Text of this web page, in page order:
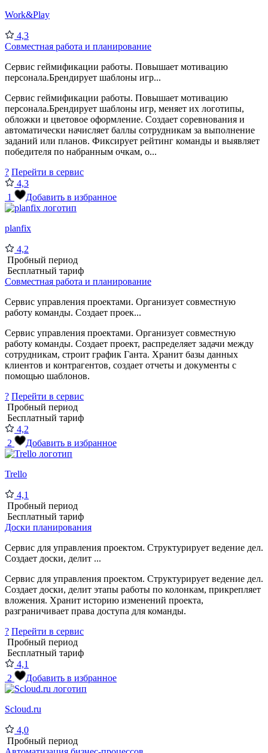
Work&Play
4,3
Совместная работа и планирование
Сервис геймификации работы. Повышает мотивацию
персонала.Брендирует шаблоны игр...
Сервис геймификации работы. Повышает мотивацию
персонала.Брендирует шаблоны игр, меняет их логотипы,
обложки и цветовое оформление. Создает соревнования и
автоматически начисляет баллы сотрудникам за выполнение
заданий или планов. Фиксирует рейтинг команды и выявляет
победителя по набранным очкам, о...
? Перейти в сервис
4,3
1
Добавить в избранное
planfix
4,2
Пробный период
Бесплатный тариф
Совместная работа и планирование
Сервис управления проектами. Организует совместную
работу команды. Создает проек...
Сервис управления проектами. Организует совместную
работу команды. Создает проект, распределяет задачи между
сотрудникам, строит график Ганта. Хранит базы данных
клиентов и контрагентов, создает отчеты и документы с
помощью шаблонов.
? Перейти в сервис
Пробный период
Бесплатный тариф
4,2
2
Добавить в избранное
Trello
4,1
Пробный период
Бесплатный тариф
Доски планирования
Сервис для управления проектом. Структурирует ведение дел.
Создает доски, делит ...
Сервис для управления проектом. Структурирует ведение дел.
Создает доски, делит этапы работы по колонкам, прикрепляет
вложения. Хранит историю изменений проекта,
разграничивает права доступа для команды.
? Перейти в сервис
Пробный период
Бесплатный тариф
4,1
2
Добавить в избранное
Scloud.ru
4,0
Пробный период